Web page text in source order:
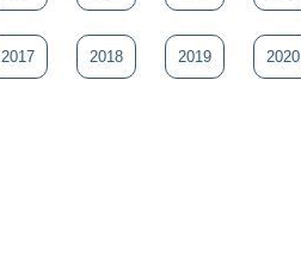
2017 2018 2019 2020